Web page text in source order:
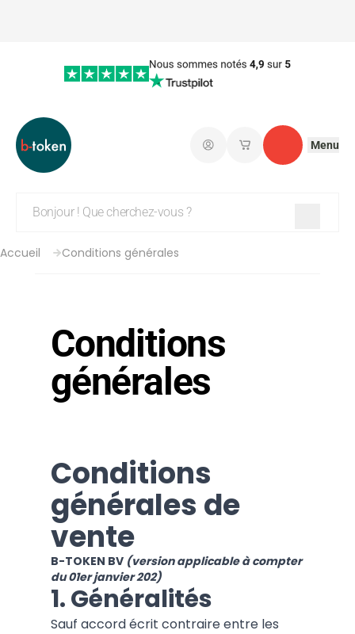
Connectez-vous
Mes paniers
Contact
Menu
Accueil Conditions générales
Conditions
générales
Conditions
générales de
vente
B-TOKEN BV (version applicable à compter
du 01er janvier 202)
1. Généralités
Sauf accord écrit contraire entre les